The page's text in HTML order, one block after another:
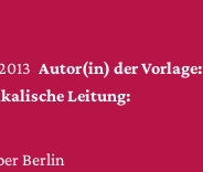
Autor(in) der Vorlage:
Leitung:
Berlin